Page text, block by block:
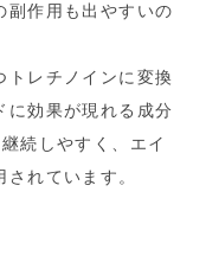
副作用も出やすいの
トレチノインに変換
に効果が現れる成分
続しやすく、エイ
れています。